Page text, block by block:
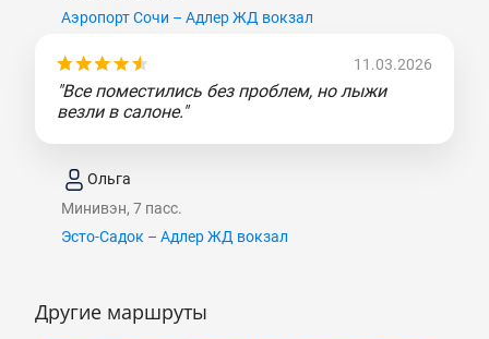
Аэропорт Сочи – Адлер ЖД вокзал
11.03.2026
"Все поместились без проблем, но лыжи
везли в салоне."
Ольга
Минивэн, 7 пасс.
Эсто-Садок – Адлер ЖД вокзал
Другие маршруты